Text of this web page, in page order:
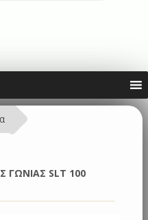
SLT 100